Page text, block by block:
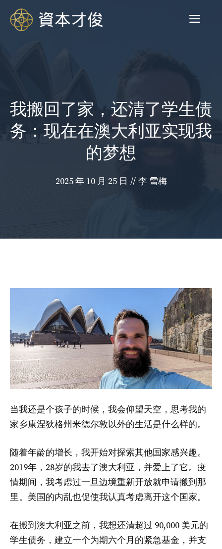
菜
我搬回了家，还清了学生债
务：现在在澳大利亚实现我
的梦想
2025 年 10 月 25 日 // 李 雪梅
当我还是个孩子的时候，我会仰望天空，思考我的
家乡康涅狄格州米德尔敦以外的生活是什么样的。
随着年龄的增长，我开始对探索其他国家感兴趣。
2019年，28岁的我去了澳大利亚，并爱上了它。疫
情期间，我考虑过一旦边境重新开放就申请搬到那
里。美国的内乱也促使我认真考虑离开这个国家。
在搬到澳大利亚之前，我想还清超过 90,000 美元的
学生债务，建立一个为期六个月的紧急基金，并支